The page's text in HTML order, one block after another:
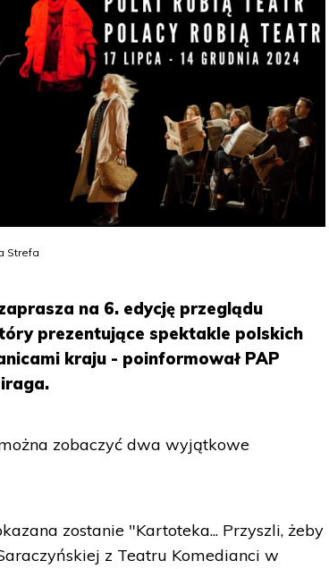
Strefa
na 6. edycję przeglądu
prezentujące spektakle polskich
kraju - poinformował PAP
zobaczyć dwa wyjątkowe
zostanie "Kartoteka... Przyszli, żeby
z Teatru Komedianci w